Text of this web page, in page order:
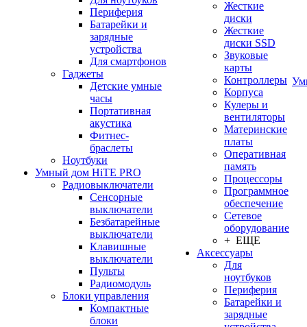
Периферия
Батарейки и
зарядные
устройства
Для смартфонов
Гаджеты
Детские умные
часы
Портативная
акустика
Фитнес-
браслеты
Ноутбуки
Умный дом HiTE PRO
Радиовыключатели
Сенсорные
выключатели
Безбатарейные
выключатели
Клавишные
выключатели
Пульты
Радиомодуль
Блоки управления
Компактные
блоки
Жесткие
диски
Жесткие
диски SSD
Звуковые
карты
Контроллеры
Корпуса
Кулеры и
вентиляторы
Материнские
платы
Оперативная
память
Процессоры
Программное
обеспечение
Сетевое
оборудование
+ ЕЩЕ
Аксессуары
Для
ноутбуков
Периферия
Батарейки и
зарядные